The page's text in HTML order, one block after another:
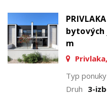
m
Typ ponuky
Druh 3-